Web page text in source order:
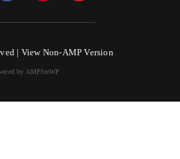
| View Non-AMP Version
by AMPforWP